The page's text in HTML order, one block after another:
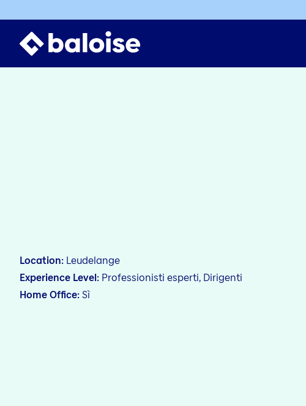
Location Leudelange
Experience Level Professionisti esperti, Dirigenti
Home OfficeSì